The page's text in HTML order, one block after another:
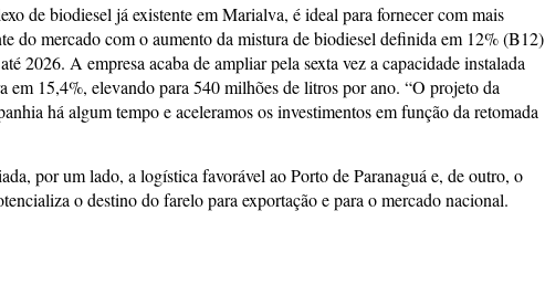
de biodiesel já existente em Marialva, é ideal para fornecer com mais
do mercado com o aumento da mistura de biodiesel definida em 12% (B12)
2026. A empresa acaba de ampliar pela sexta vez a capacidade instalada
em 15,4%, elevando para 540 milhões de litros por ano. “O projeto da
há algum tempo e aceleramos os investimentos em função da retomada
por um lado, a logística favorável ao Porto de Paranaguá e, de outro, o
o destino do farelo para exportação e para o mercado nacional.